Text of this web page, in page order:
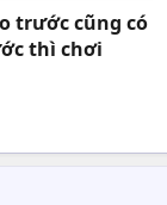
trước cũng có
thì chơi